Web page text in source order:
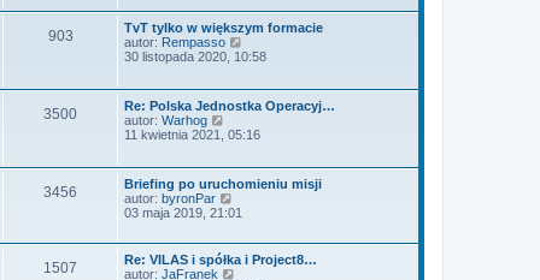
y
p
o
s
n
o
w
s
z
o
t
w
i
e
t
l
a
j
n
o
s
z
y
p
903
TvT tylko w większym formacie
autor: Rempasso
y
e
l
a
j
s
z
30 listopada 2020, 10:58
3500
Re: Polska Jednostka Operacyj…
autor: Warhog
y
e
t
l
a
j
11 kwietnia 2021, 05:16
3456
Briefing po uruchomieniu misji
autor: byronPar
y
w
i
e
03 maja 2019, 21:01
1507
Re: VILAS i spółka i Project8…
autor: JaFranek